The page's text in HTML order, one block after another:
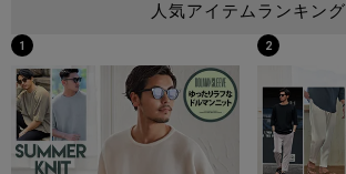
人気アイテムランキング
1 2